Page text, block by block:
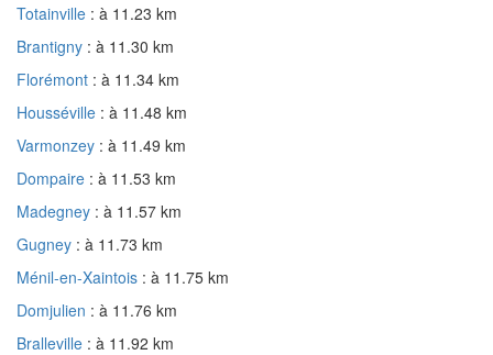
Totainville : à 11.23 km
Brantigny : à 11.30 km
Florémont : à 11.34 km
Housséville : à 11.48 km
Varmonzey : à 11.49 km
Dompaire : à 11.53 km
Madegney : à 11.57 km
Gugney : à 11.73 km
Ménil-en-Xaintois : à 11.75 km
Domjulien : à 11.76 km
Bralleville : à 11.92 km